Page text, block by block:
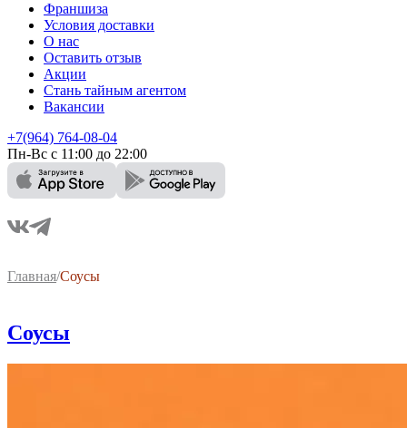
Франшиза
Условия доставки
О нас
Оставить отзыв
Акции
Стань тайным агентом
Вакансии
+7(964) 764-08-04
Пн-Вс с 11:00 до 22:00
Главная/Соусы
Соусы